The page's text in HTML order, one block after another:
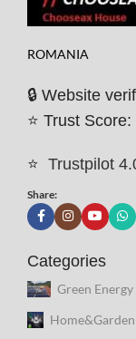
ROMANIA
🔒 Website
⭐ Trust
⭐ Trustpilot
Share:
Categories
Green Energy
Home&Garden